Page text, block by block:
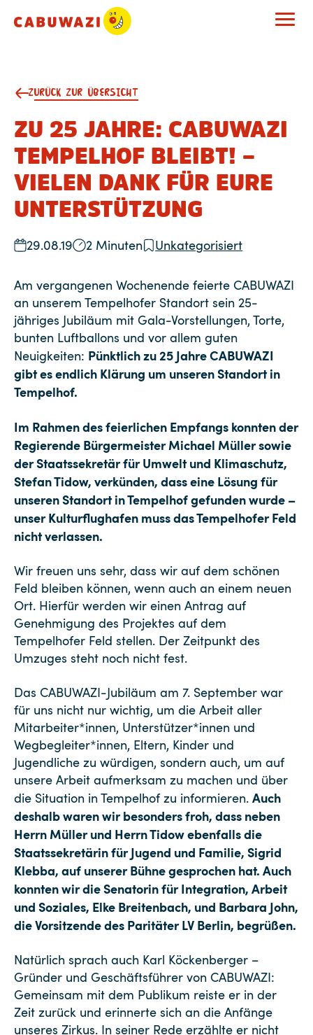
ZURÜCK ZUR ÜBERSICHT
ZU 25 JAHRE: CABUWAZI
TEMPELHOF BLEIBT! –
VIELEN DANK FÜR EURE
UNTERSTÜTZUNG
29.08.19 2 Minuten Unkategorisiert
Am vergangenen Wochenende feierte CABUWAZI
an unserem Tempelhofer Standort sein 25-
jähriges Jubiläum mit Gala-Vorstellungen, Torte,
bunten Luftballons und vor allem guten
Neuigkeiten: Pünktlich zu 25 Jahre CABUWAZI
gibt es endlich Klärung um unseren Standort in
Tempelhof.
Im Rahmen des feierlichen Empfangs konnten der
Regierende Bürgermeister Michael Müller sowie
der Staatssekretär für Umwelt und Klimaschutz,
Stefan Tidow, verkünden, dass eine Lösung für
unseren Standort in Tempelhof gefunden wurde –
unser Kulturflughafen muss das Tempelhofer Feld
nicht verlassen.
Wir freuen uns sehr, dass wir auf dem schönen
Feld bleiben können, wenn auch an einem neuen
Ort. Hierfür werden wir einen Antrag auf
Genehmigung des Projektes auf dem
Tempelhofer Feld stellen. Der Zeitpunkt des
Umzuges steht noch nicht fest.
Das CABUWAZI-Jubiläum am 7. September war
für uns nicht nur wichtig, um die Arbeit aller
Mitarbeiter*innen, Unterstützer*innen und
Wegbegleiter*innen, Eltern, Kinder und
Jugendliche zu würdigen, sondern auch, um auf
unsere Arbeit aufmerksam zu machen und über
die Situation in Tempelhof zu informieren. Auch
deshalb waren wir besonders froh, dass neben
Herrn Müller und Herrn Tidow ebenfalls die
Staatssekretärin für Jugend und Familie, Sigrid
Klebba, auf unserer Bühne gesprochen hat. Auch
konnten wir die Senatorin für Integration, Arbeit
und Soziales, Elke Breitenbach, und Barbara John,
die Vorsitzende des Paritäter LV Berlin, begrüßen.
Natürlich sprach auch Karl Köckenberger –
Gründer und Geschäftsführer von CABUWAZI:
Gemeinsam mit dem Publikum reiste er in der
Zeit zurück und erinnerte sich an die Anfänge
unseres Zirkus. In seiner Rede erzählte er nicht